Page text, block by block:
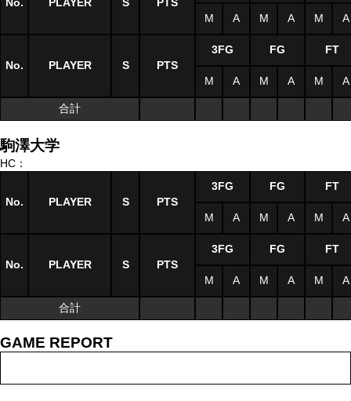
No. PLAYER S PTS
M A M A M A
No. PLAYER S PTS
3FG FG FT
M A M A M A
合計
駒澤大学
HC：
No. PLAYER S PTS
3FG FG FT
M A M A M A
No. PLAYER S PTS
3FG FG FT
M A M A M A
合計
GAME REPORT